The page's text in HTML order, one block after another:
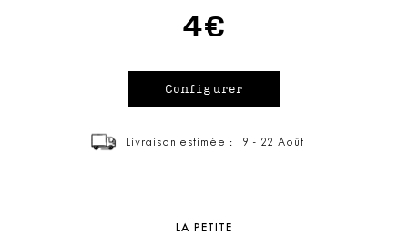
4€
Livraison estimée : 19 - 22 Août
LA PETITE